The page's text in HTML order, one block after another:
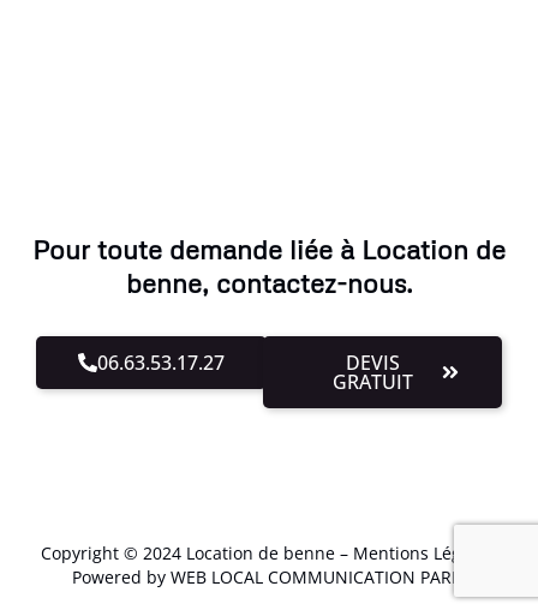
Pour toute demande liée à Location de
benne, contactez-nous.
06.63.53.17.27 DEVIS
GRATUIT
Copyright © 2024 Location de benne – Mentions Légales
Powered by WEB LOCAL COMMUNICATION PARIS